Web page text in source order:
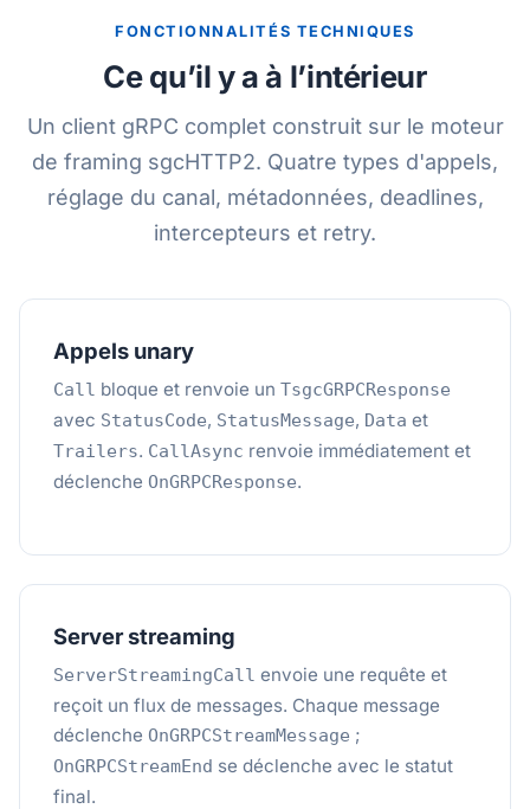
FONCTIONNALITÉS TECHNIQUES
Ce qu’il y a à l’intérieur
Un client gRPC complet construit sur le moteur
de framing sgcHTTP2. Quatre types d'appels,
réglage du canal, métadonnées, deadlines,
intercepteurs et retry.
Appels unary
Call bloque et renvoie un TsgcGRPCResponse
avec StatusCode, StatusMessage, Data et
Trailers. CallAsync renvoie immédiatement et
déclenche OnGRPCResponse.
Server streaming
ServerStreamingCall envoie une requête et
reçoit un flux de messages. Chaque message
déclenche OnGRPCStreamMessage ;
OnGRPCStreamEnd se déclenche avec le statut
final.